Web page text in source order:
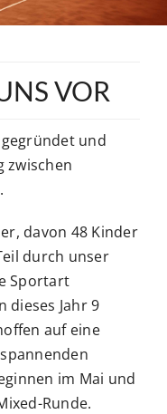
VOR
und
zwischen
davon 48 Kinder
durch unser
Sportart
dieses Jahr 9
auf eine
im Mai und
Runde.